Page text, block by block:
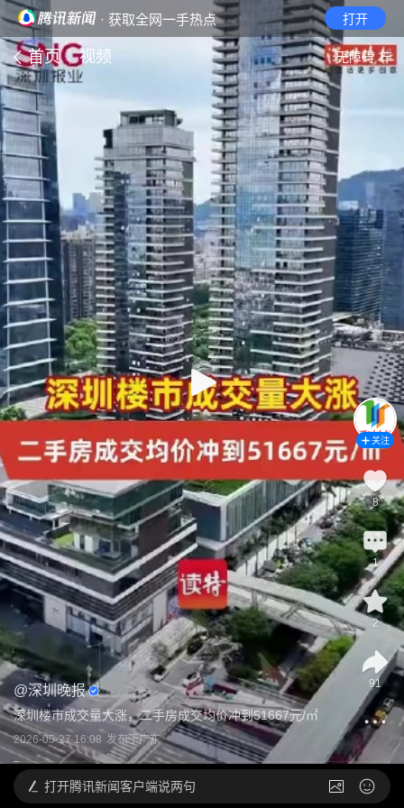
· 获取全网一手热点 打开
首页 视频 无障碍
@深圳晚报
深圳楼市成交量大涨，二手房成交均价冲到51667元/㎡
2026-05-27 16:08 发布于广东
关注
8
1
2
91
打开腾讯新闻客户端说两句